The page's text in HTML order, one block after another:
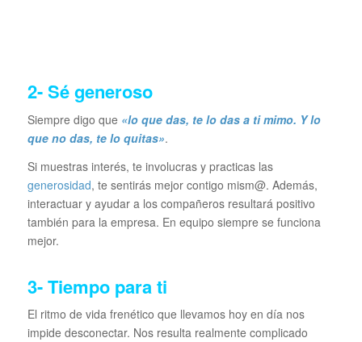
2- Sé generoso
Siempre digo que «lo que das, te lo das a ti mimo. Y lo
que no das, te lo quitas».
Si muestras interés, te involucras y practicas las
generosidad, te sentirás mejor contigo mism@. Además,
interactuar y ayudar a los compañeros resultará positivo
también para la empresa. En equipo siempre se funciona
mejor.
3- Tiempo para ti
El ritmo de vida frenético que llevamos hoy en día nos
impide desconectar. Nos resulta realmente complicado